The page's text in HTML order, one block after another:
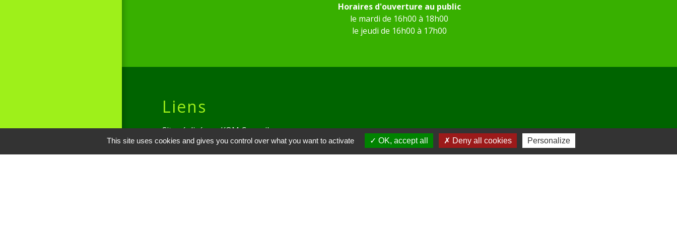
Horaires d'ouverture au public
le mardi de 16h00 à 18h00
le jeudi de 16h00 à 17h00
Liens
Site réalisé par KOM Conseil
This site uses cookies and gives you control over what you want to activate OK, accept all Deny all cookies Personalize